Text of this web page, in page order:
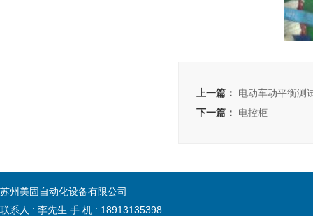
上一篇：
电动车动平衡测
下一篇：
电控柜
苏州美固自动化设备有限公司
联系人 : 李先生 手 机 : 18913135398